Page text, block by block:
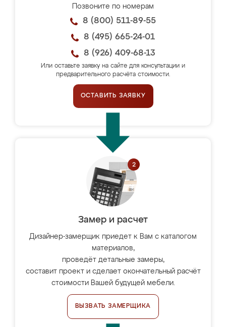
Позвоните по номерам
8 (800) 511-89-55
8 (495) 665-24-01
8 (926) 409-68-13
Или оставьте заявку на сайте для консультации и
предварительного расчёта стоимости.
ОСТАВИТЬ ЗАЯВКУ
Замер и расчет
Дизайнер-замерщик приедет к Вам с каталогом
материалов,
проведёт детальные замеры,
составит проект и сделает окончательный расчёт
стоимости Вашей будущей мебели.
ВЫЗВАТЬ ЗАМЕРЩИКА